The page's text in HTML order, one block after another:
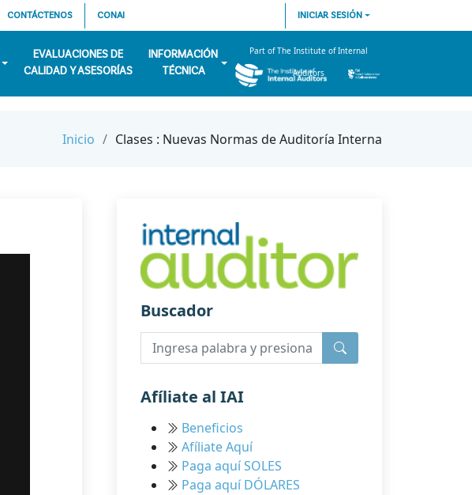
CONTÁCTENOS CONAI INICIAR SESIÓN
EVALUACIONES DE
CALIDAD Y ASESORÍAS
INFORMACIÓN
TÉCNICA
Part of The Institute of Internal
Auditors
Inicio Clases : Nuevas Normas de Auditoría Interna
Buscador
Afíliate al IAI
Beneficios
Afíliate Aquí
Paga aquí SOLES
Paga aquí DÓLARES